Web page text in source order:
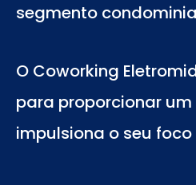
segmento
O Coworking
para proporcionar
impulsiona o seu